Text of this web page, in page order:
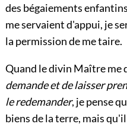
des bégaiements
me servaient d'appui, je
la permission de me taire.
Quand le divin Maître me
demande et de laisser
le redemander, je pense
biens de la terre, mais